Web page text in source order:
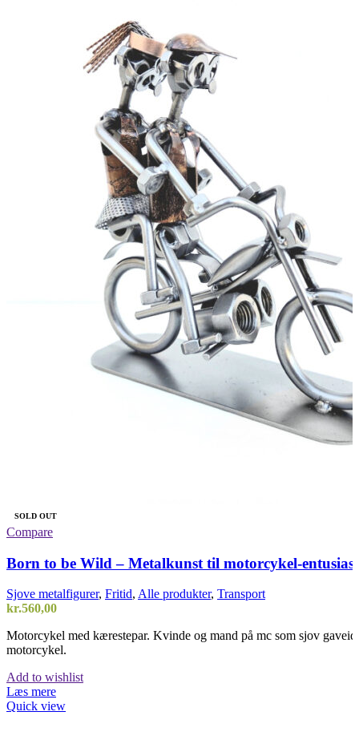
SOLD OUT
Compare
Born to be Wild – Metalkunst til motorcykel-
Sjove metalfigurer, Fritid, Alle produkter, Transport
kr.560,00
Motorcykel med kærestepar. Kvinde og mand på mc som sjov
motorcykel.
Add to wishlist
Læs mere
Quick view